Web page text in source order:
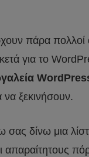
πάρα πολλοί
για το
να ξεκινήσουν.
σας δίνω μια
απαραίτητους